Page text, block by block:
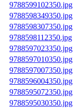
9788599102350.jpg
9788598349350.jpg
9788598307350.jpg
9788598112350.jpg
9788597023350.jpg
9788597010350.jpg
9788597007350.jpg
9788596004350.jpg
9788595072350.jpg
9788595030350.jpg